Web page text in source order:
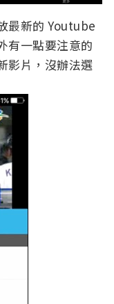
最新的 Youtube
有一點要注意的
影片，沒辦法選